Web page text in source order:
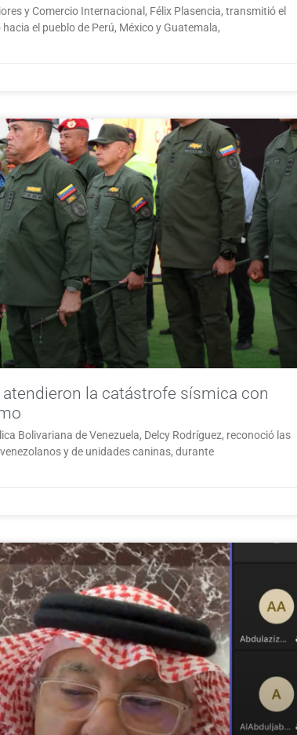
y Comercio Internacional, Félix Plasencia, transmitió el
el pueblo de Perú, México y Guatemala,
la catástrofe sísmica con
Bolivariana de Venezuela, Delcy Rodríguez, reconoció las
y de unidades caninas, durante